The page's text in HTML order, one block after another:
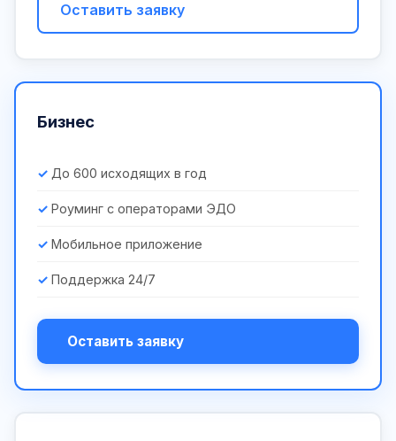
Оставить заявку
Бизнес
До 600 исходящих в год
Роуминг с операторами ЭДО
Мобильное приложение
Поддержка 24/7
Оставить заявку